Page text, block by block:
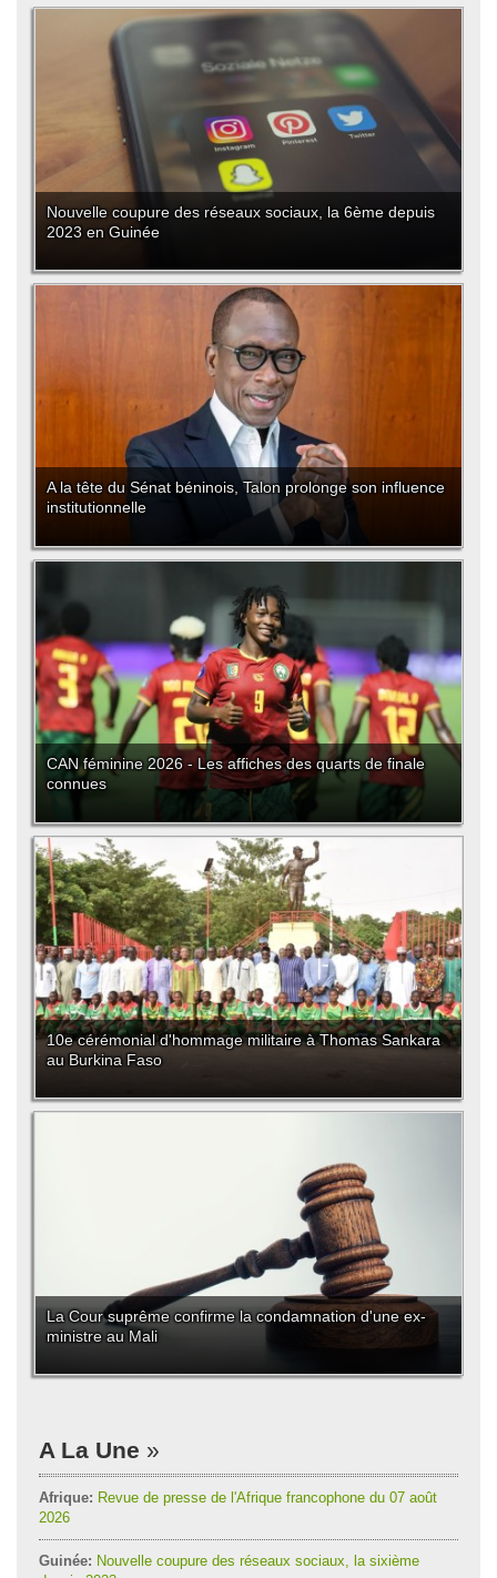
Nouvelle coupure des réseaux sociaux, la 6ème depuis
2023 en Guinée
A la tête du Sénat béninois, Talon prolonge son influence
institutionnelle
CAN féminine 2026 - Les affiches des quarts de finale
connues
10e cérémonial d'hommage militaire à Thomas Sankara
au Burkina Faso
La Cour suprême confirme la condamnation d'une ex-
ministre au Mali
A La Une
Afrique: Revue de presse de l'Afrique francophone du 07 août
2026
Guinée: Nouvelle coupure des réseaux sociaux, la sixième